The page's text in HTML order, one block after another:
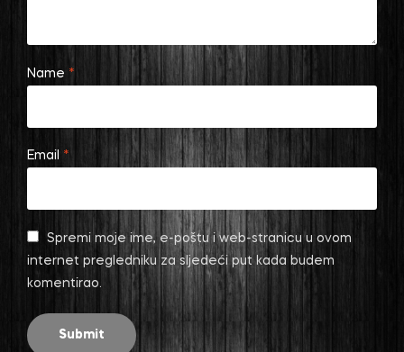
Name *
Email *
Spremi moje ime, e-poštu i web-stranicu u ovom
internet pregledniku za sljedeći put kada budem
komentirao.